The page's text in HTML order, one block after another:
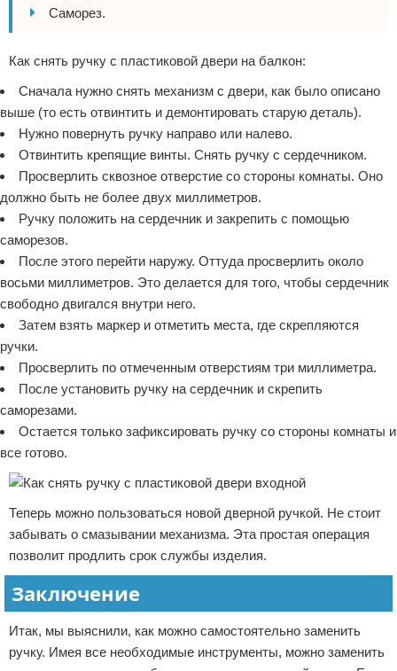
Саморез.
Как снять ручку с пластиковой двери на балкон:
Сначала нужно снять механизм с двери, как было описано
выше (то есть отвинтить и демонтировать старую деталь).
Нужно повернуть ручку направо или налево.
Отвинтить крепящие винты. Снять ручку с сердечником.
Просверлить сквозное отверстие со стороны комнаты. Оно
должно быть не более двух миллиметров.
Ручку положить на сердечник и закрепить с помощью
саморезов.
После этого перейти наружу. Оттуда просверлить около
восьми миллиметров. Это делается для того, чтобы сердечник
свободно двигался внутри него.
Затем взять маркер и отметить места, где скрепляются
ручки.
Просверлить по отмеченным отверстиям три миллиметра.
После установить ручку на сердечник и скрепить
саморезами.
Остается только зафиксировать ручку со стороны комнаты и
все готово.
Теперь можно пользоваться новой дверной ручкой. Не стоит
забывать о смазывании механизма. Эта простая операция
позволит продлить срок службы изделия.
Заключение
Итак, мы выяснили, как можно самостоятельно заменить
ручку. Имея все необходимые инструменты, можно заменить